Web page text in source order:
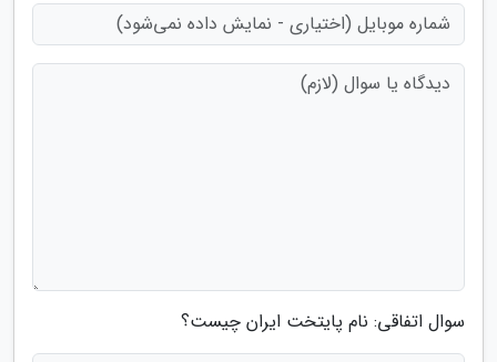
سوال اتفاقی: نام پایتخت ایران چیست؟